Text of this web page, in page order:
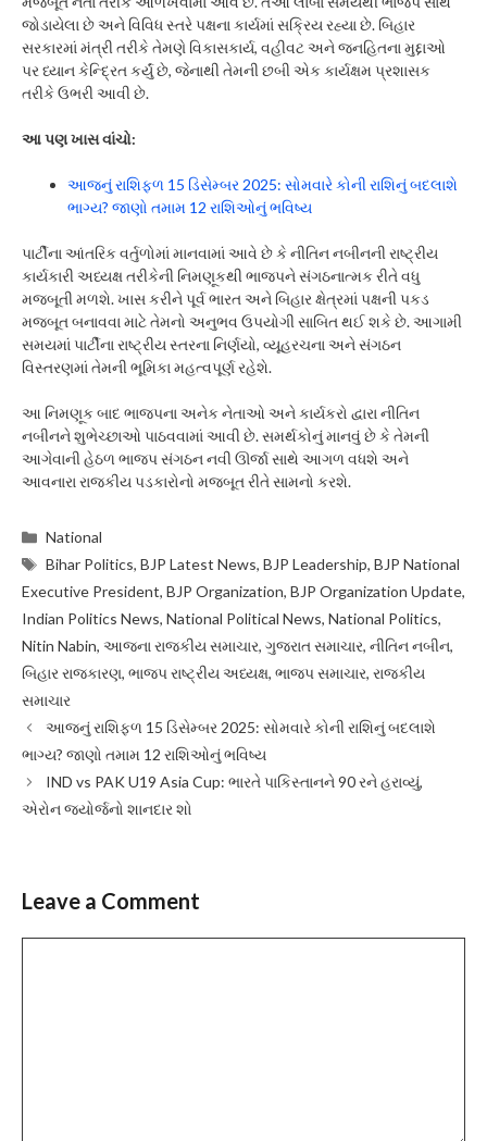
જોડાયેલા છે અને વિવિધ સ્તરે પક્ષના કાર્યમાં સક્રિય રહ્યા છે. બિહાર
સરકારમાં મંત્રી તરીકે તેમણે વિકાસકાર્ય, વહીવટ અને જનહિતના મુદ્દાઓ
પર ધ્યાન કેન્દ્રિત કર્યું છે, જેનાથી તેમની છબી એક કાર્યક્ષમ પ્રશાસક
તરીકે ઉભરી આવી છે.
આ પણ ખાસ વાંચો:
આજનું રાશિફળ 15 ડિસેમ્બર 2025: સોમવારે કોની રાશિનું બદલાશે
ભાગ્ય? જાણો તમામ 12 રાશિઓનું ભવિષ્ય
પાર્ટીના આંતરિક વર્તુળોમાં માનવામાં આવે છે કે નીતિન નબીનની રાષ્ટ્રીય
કાર્યકારી અધ્યક્ષ તરીકેની નિમણૂકથી ભાજપને સંગઠનાત્મક રીતે વધુ
મજબૂતી મળશે. ખાસ કરીને પૂર્વ ભારત અને બિહાર ક્ષેત્રમાં પક્ષની પકડ
મજબૂત બનાવવા માટે તેમનો અનુભવ ઉપયોગી સાબિત થઈ શકે છે. આગામી
સમયમાં પાર્ટીના રાષ્ટ્રીય સ્તરના નિર્ણયો, વ્યૂહરચના અને સંગઠન
વિસ્તરણમાં તેમની ભૂમિકા મહત્વપૂર્ણ રહેશે.
આ નિમણૂક બાદ ભાજપના અનેક નેતાઓ અને કાર્યકરો દ્વારા નીતિન
નબીનને શુભેચ્છાઓ પાઠવવામાં આવી છે. સમર્થકોનું માનવું છે કે તેમની
આગેવાની હેઠળ ભાજપ સંગઠન નવી ઊર્જા સાથે આગળ વધશે અને
આવનારા રાજકીય પડકારોનો મજબૂત રીતે સામનો કરશે.
Categories
National
Tags
Bihar Politics,BJP Latest News,BJP Leadership,BJP National
Executive President, BJP Organization, BJP Organization Update,
Indian Politics News, National Political News, National Politics,
Nitin Nabin, આજના રાજકીય સમાચાર, ગુજરાત સમાચાર, નીતિન નબીન,
બિહાર રાજકારણ, ભાજપ રાષ્ટ્રીય અધ્યક્ષ, ભાજપ સમાચાર, રાજકીય
સમાચાર
આજનું રાશિફળ 15 ડિસેમ્બર 2025: સોમવારે કોની રાશિનું બદલાશે
ભાગ્ય? જાણો તમામ 12 રાશિઓનું ભવિષ્ય
IND vs PAK U19 Asia Cup: ભારતે પાકિસ્તાનને 90 રને હરાવ્યું,
એરોન જ્યોર્જનો શાનદાર શો
Leave a Comment